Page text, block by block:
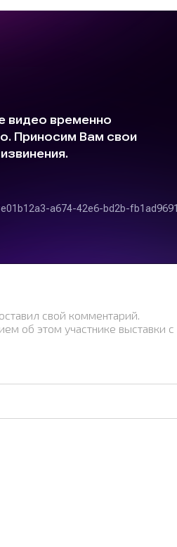
свой комментарий.
об этом участнике выставки